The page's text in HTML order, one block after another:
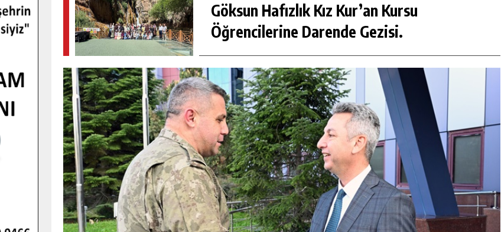
Göksun Hafızlık Kız Kur’an Kursu
Öğrencilerine Darende Gezisi.
GÜNLÜK HABER AKIŞI
GENÇLER PUSULA MARAŞ KAMPINDA
YENI MEDYA VE FOTOĞRAFÇILIĞI
GÜNLÜK HABER AKIŞI
GÖKSUN HAFIZLIK KIZ KUR’AN KURSU